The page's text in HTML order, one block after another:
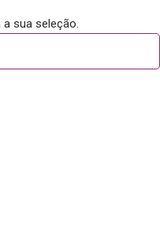
sua seleção.